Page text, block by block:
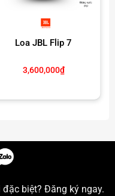
Loa JBL Flip 7
3,600,000₫
biệt? Đăng ký ngay.